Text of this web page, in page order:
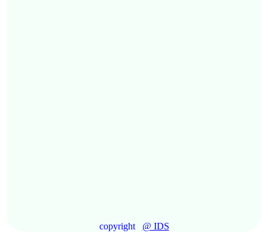
copyright @ IDS